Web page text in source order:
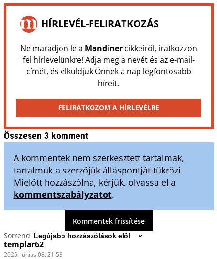
HÍRLEVÉL-FELIRATKOZÁS
Ne maradjon le a Mandinercikkeiről, iratkozzon
fel hírlevelünkre! Adja meg a nevét és az e-mail-
címét, és elküldjük Önnek a nap legfontosabb
híreit.
FELIRATKOZOM A HÍRLEVÉLRE
Összesen 3 komment
A kommentek nem szerkesztett tartalmak,
tartalmuk a szerzőjük álláspontját tükrözi.
Mielőtt hozzászólna, kérjük, olvassa el a
kommentszabályzatot.
Kommentek frissítése
Sorrend:
templar62
2026. június 08. 21:53